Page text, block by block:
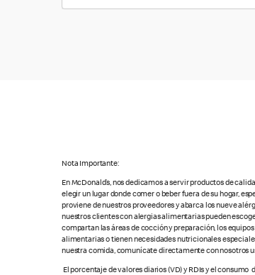
Nota Importante:
En McDonald’s, nos dedicamos a servir productos de
elegir un lugar donde comer o beber fuera de su hogar,
proviene de nuestros proveedores y abarca los nueve
nuestros clientes con alergias alimentarias pueden
compartan las áreas de cocción y preparación, los
alimentarias o tienen necesidades nutricionales
nuestra comida, comunícate directamente con nosotros
El porcentaje de valores diarios (VD) y RDIs y el